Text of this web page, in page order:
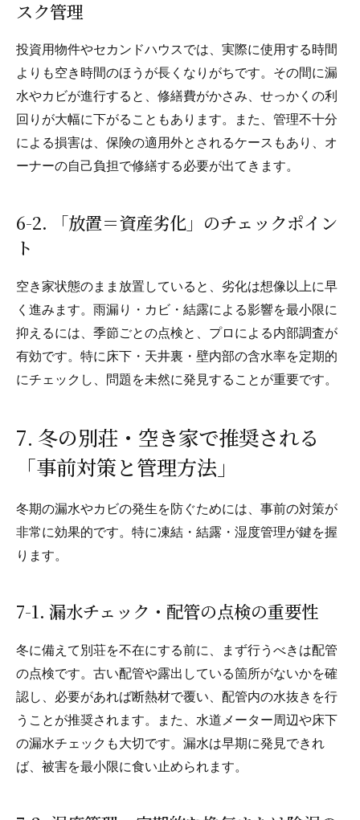
スク管理
投資用物件やセカンドハウスでは、実際に使用する時間
よりも空き時間のほうが長くなりがちです。その間に漏
水やカビが進行すると、修繕費がかさみ、せっかくの利
回りが大幅に下がることもあります。また、管理不十分
による損害は、保険の適用外とされるケースもあり、オ
ーナーの自己負担で修繕する必要が出てきます。
6-2. 「放置＝資産劣化」のチェックポイン
ト
空き家状態のまま放置していると、劣化は想像以上に早
く進みます。雨漏り・カビ・結露による影響を最小限に
抑えるには、季節ごとの点検と、プロによる内部調査が
有効です。特に床下・天井裏・壁内部の含水率を定期的
にチェックし、問題を未然に発見することが重要です。
7. 冬の別荘・空き家で推奨される
「事前対策と管理方法」
冬期の漏水やカビの発生を防ぐためには、事前の対策が
非常に効果的です。特に凍結・結露・湿度管理が鍵を握
ります。
7-1. 漏水チェック・配管の点検の重要性
冬に備えて別荘を不在にする前に、まず行うべきは配管
の点検です。古い配管や露出している箇所がないかを確
認し、必要があれば断熱材で覆い、配管内の水抜きを行
うことが推奨されます。また、水道メーター周辺や床下
の漏水チェックも大切です。漏水は早期に発見できれ
ば、被害を最小限に食い止められます。